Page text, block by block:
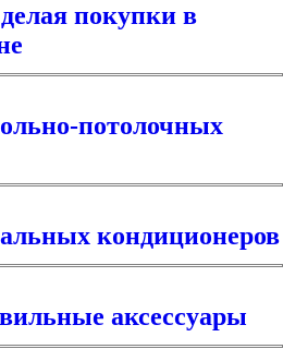
покупки в
потолочных
кондиционеров
аксессуары